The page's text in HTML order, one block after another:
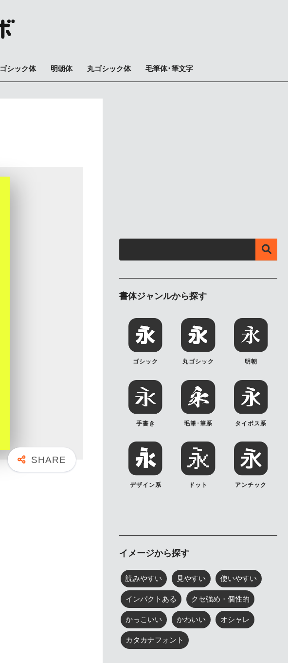
ゴシック体 明朝体 丸ゴシック体 毛筆体･筆文字
書体ジャンルから探す
ゴシック 丸ゴシック 明朝
手書き 毛筆･筆系 タイポス系
デザイン系 ドット アンチック
イメージから探す
読みやすい 見やすい 使いやすい
インパクトある クセ強め・個性的
かっこいい かわいい オシャレ
カタカナフォント